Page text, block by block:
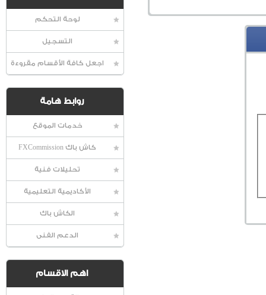
لوحة التحكم
التسجيل
اجعل كافة الأقسام مقروءة
روابط هامة
خدمات الموقع
كاش باك FXCommission
تحليلات فنية
الأكاديمية التعليمية
الكاش باك
الدعم الفنى
اهم الاقسام